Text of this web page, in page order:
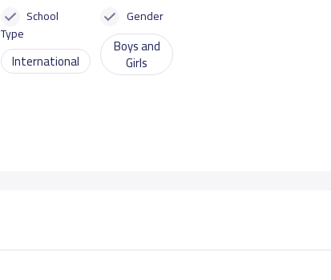
School
Type
International
Gender
Boys and
Girls